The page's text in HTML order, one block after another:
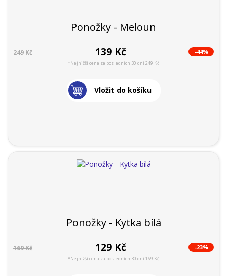
Ponožky - Meloun
249 Kč 139 Kč -44%
*Nejnižší cena za posledních 30 dní 249 Kč
Vložit do košíku
Ponožky - Kytka bílá
169 Kč 129 Kč -23%
*Nejnižší cena za posledních 30 dní 169 Kč